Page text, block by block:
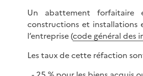
Un abattement
constructions et installations
l’entreprise (code général des
Les taux de cette réfaction